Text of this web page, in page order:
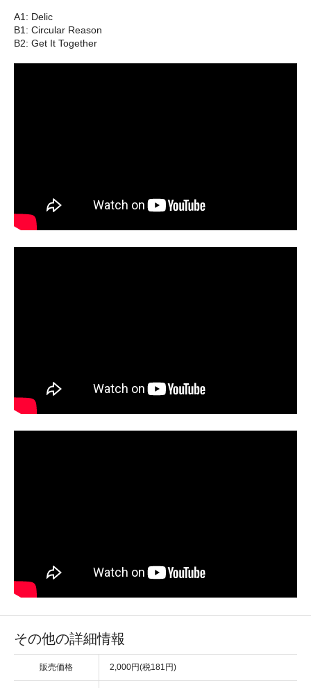
A1: Delic
B1: Circular Reason
B2: Get It Together
その他の詳細情報
販売価格 2,000円(税181円)